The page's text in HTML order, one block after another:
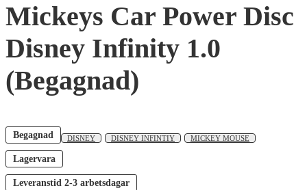
Mickeys Car Power Disc
Disney Infinity 1.0
(Begagnad)
Begagnad
Lagervara
Leveranstid 2-3 arbetsdagar
DISNEY DISNEY INFINTIY MICKEY MOUSE